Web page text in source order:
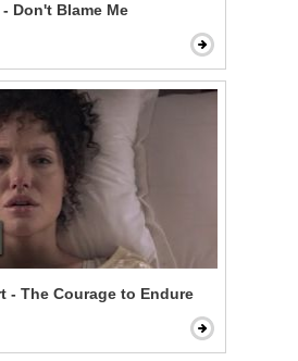
Don't Blame Me
- The Courage to Endure